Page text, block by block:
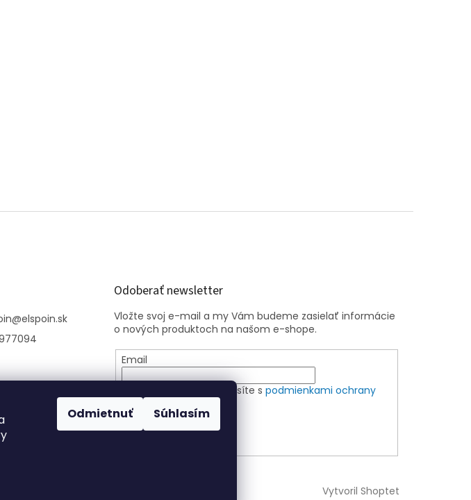
Odmietnuť Súhlasím
@elspoin.sk
Odoberať newsletter
Vložte svoj e-mail a my Vám budeme zasielať informácie
o nových produktoch na našom e-shope.
Email
Vložením e-mailu súhlasíte spodmienkami ochrany
osobných údajov
Vytvoril Shoptet